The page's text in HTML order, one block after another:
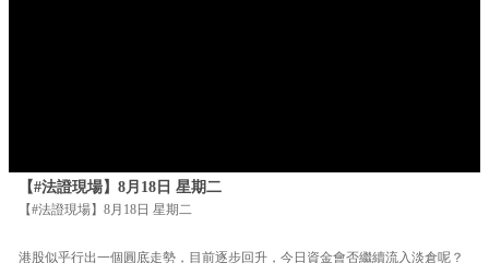
【#法證現場】8月18日 星期二
【#法證現場】8月18日 星期二
港股似乎行出一個圓底走勢，目前逐步回升，今日資金會否繼續流入淡倉呢？